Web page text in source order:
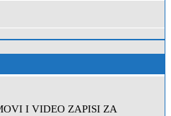
I VIDEO ZAPISI ZA